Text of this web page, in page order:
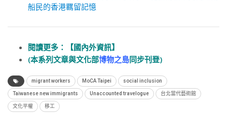
船民的香港羈留記憶
閱讀更多：
【國內外資訊】
(本系列文章與文化部博物之島同步刊登)
migrant workers MoCA Taipei social inclusion
Taiwanese new immigrants Unaccounted travelogue 台北當代藝術館
文化平權 移工